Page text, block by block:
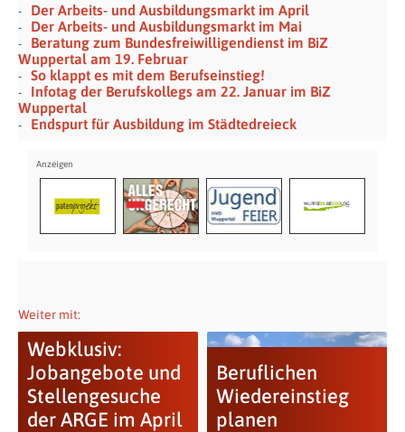
Der Arbeits- und Ausbildungsmarkt im April
Der Arbeits- und Ausbildungsmarkt im Mai
Beratung zum Bundesfreiwilligendienst im BiZ
Wuppertal am 19. Februar
So klappt es mit dem Berufseinstieg!
Infotag der Berufskollegs am 22. Januar im BiZ
Wuppertal
Endspurt für Ausbildung im Städtedreieck
Weiter mit:
Webklusiv:
Jobangebote und
Stellengesuche
der ARGE im April
Beruflichen
Wiedereinstieg
planen